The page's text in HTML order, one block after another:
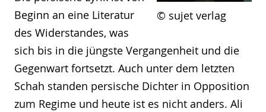
© sujet verlag
Beginn an eine Literatur
des Widerstandes, was
sich bis in die jüngste Vergangenheit und die
Gegenwart fortsetzt. Auch unter dem letzten
Schah standen persische Dichter in Opposition
zum Regime und heute ist es nicht anders. Ali